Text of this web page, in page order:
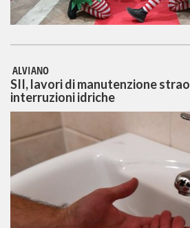
ALVIANO
SII, lavori di manutenzione
interruzioni idriche